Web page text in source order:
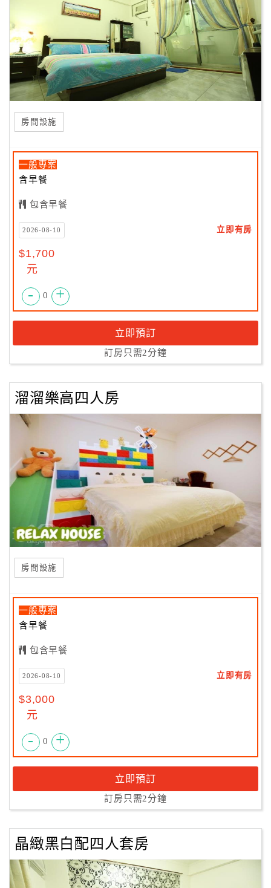
房間設施
一般專案
含早餐
包含早餐
2026-08-10 立即有房
$1,700
元
- 0 +
立即預訂
訂房只需2分鐘
溜溜樂高四人房
房間設施
一般專案
含早餐
包含早餐
2026-08-10 立即有房
$3,000
元
- 0 +
立即預訂
訂房只需2分鐘
晶緻黑白配四人套房